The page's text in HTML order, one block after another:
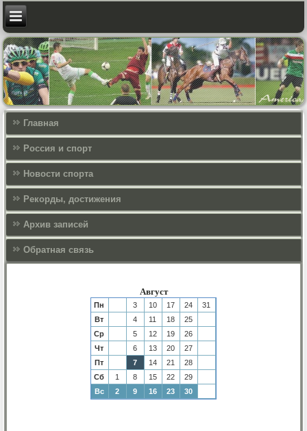
Главная
Россия и спорт
Новости спорта
Рекорды, достижения
Архив записей
Обратная связь
Август
Пн 3 10 17 24
31
Вт
4 11 18
25
Ср
5 12 19
26
Чт
6 13 20
27
Пт
7 14 21
28
Сб
1 8 15 22
29
Вс
2 9 16 23 30